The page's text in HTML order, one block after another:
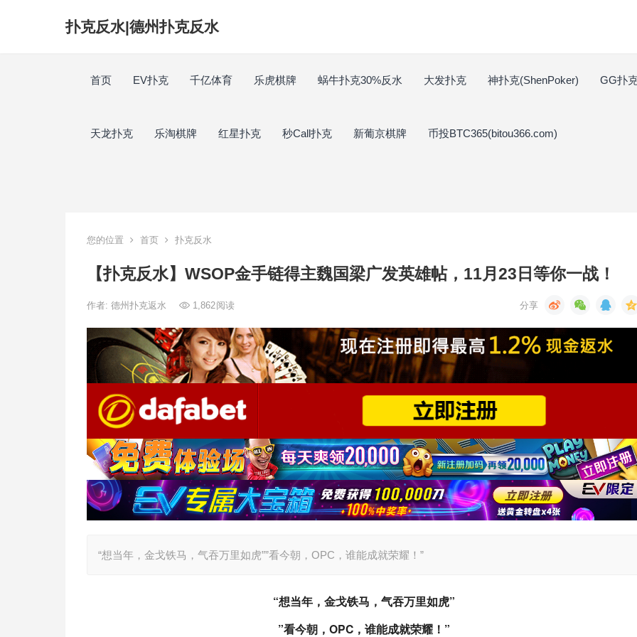
扑克反水|德州扑克反水
首页 EV扑克 千亿体育 乐虎棋牌 蜗牛扑克30%反水 大发扑克 神扑克(ShenPoker) GG扑
天龙扑克 乐淘棋牌 红星扑克 秒Call扑克 新葡京棋牌 币投BTC365(bitou366.com)
您的位置 首页 扑克反水
【扑克反水】WSOP金手链得主魏国梁广发英雄帖，11月23日等你一战！
作者: 德州扑克返水 1,862阅读
“想当年，金戈铁马，气吞万里如虎””看今朝，OPC，谁能成就荣耀！”
“想当年，金戈铁马，气吞万里如虎”
”看今朝，OPC，谁能成就荣耀！”